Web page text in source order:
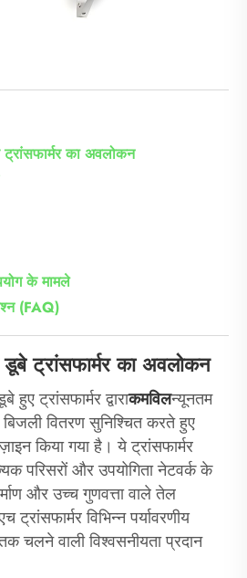
का अवलोकन
के मामले
(FAQ)
ट्रांसफार्मर का अवलोकन
ट्रांसफार्मर द्वाराकमविलन्यूनतम
वितरण सुनिश्चित करते हुए
किया गया है। ये ट्रांसफार्मर
परिसरों और उपयोगिता नेटवर्क के
और उच्च गुणवत्ता वाले तेल
विभिन्न पर्यावरणीय
चलने वाली विश्वसनीयता प्रदान